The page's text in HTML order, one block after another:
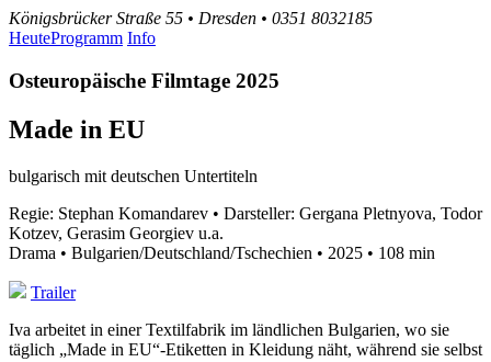
Königsbrücker Straße 55 • Dresden • 0351 8032185
HeuteProgramm Info
Osteuropäische Filmtage 2025
Made in EU
bulgarisch mit deutschen Untertiteln
Regie: Stephan Komandarev • Darsteller: Gergana Pletnyova, Todor
Kotzev, Gerasim Georgiev u.a.
Drama • Bulgarien/Deutschland/Tschechien • 2025 • 108 min
Trailer
Iva arbeitet in einer Textilfabrik im ländlichen Bulgarien, wo sie
täglich „Made in EU“-Etiketten in Kleidung näht, während sie selbst